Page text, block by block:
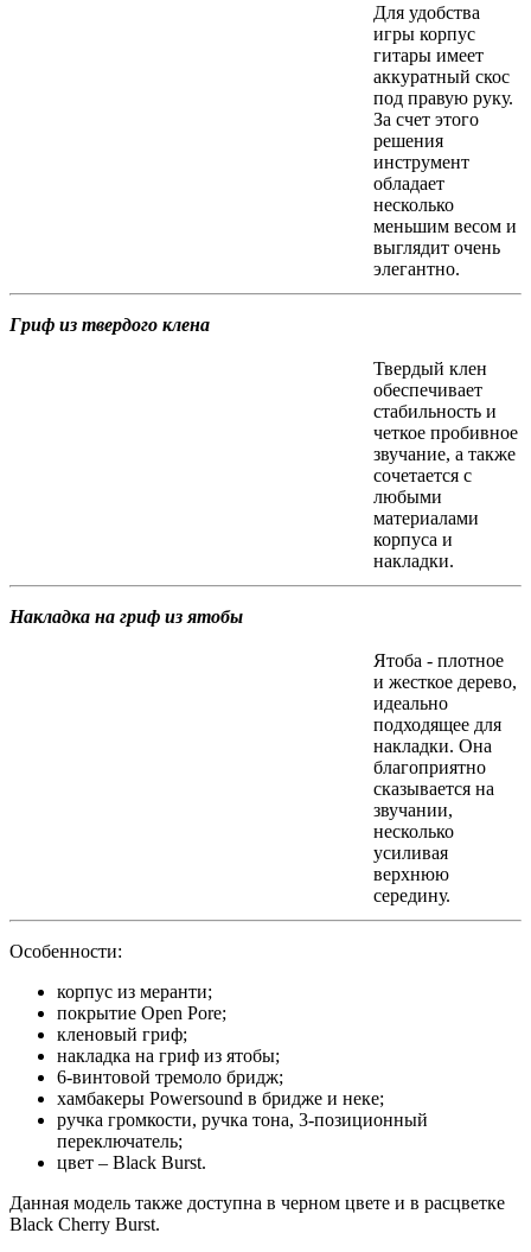
Для удобства
игры корпус
гитары имеет
аккуратный скос
под правую руку.
За счет этого
решения
инструмент
обладает
несколько
меньшим весом и
выглядит очень
элегантно.
Гриф из твердого клена
Твердый клен
обеспечивает
стабильность и
четкое пробивное
звучание, а также
сочетается с
любыми
материалами
корпуса и
накладки.
Накладка на гриф из ятобы
Ятоба - плотное
и жесткое дерево,
идеально
подходящее для
накладки. Она
благоприятно
сказывается на
звучании,
несколько
усиливая
верхнюю
середину.
Особенности:
корпус из меранти;
покрытие Open Pore;
кленовый гриф;
накладка на гриф из ятобы;
6-винтовой тремоло бридж;
хамбакеры Powersound в бридже и неке;
ручка громкости, ручка тона, 3-позиционный
переключатель;
цвет – Black Burst.
Данная модель также доступна в черном цвете и в расцветке
Black Cherry Burst.